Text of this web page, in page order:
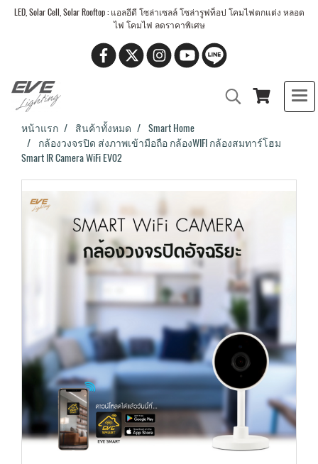
LED, Solar Cell, Solar Rooftop : แอลอีดี โซล่าเซลล์ โซล่ารูฟท็อป โคมไฟตกแต่ง หลอด
ไฟ โคมไฟ ลดราคาพิเศษ
หน้าแรก สินค้าทั้งหมด
Smart Home
กล้องวงจรปิด ส่งภาพเข้ามือถือ กล้องWIFI กล้องสมทาร์โฮม
Smart IR Camera WiFi EV02